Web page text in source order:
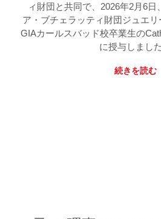
ィ財団と共同で、2026年2月6日
ア・ブチェラッティ財団ジュエ
GIAカールスバッド校卒業生の
に授与しました
続きを読む